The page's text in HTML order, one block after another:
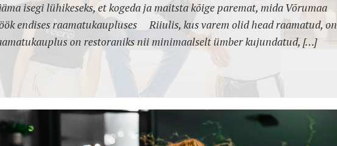
isegi lühikeseks, et kogeda ja maitsta kõige paremat, mida Võrumaa
endises raamatukaupluses Riiulis, kus varem olid head raamatud, on
on restoraniks nii minimaalselt ümber kujundatud, […]